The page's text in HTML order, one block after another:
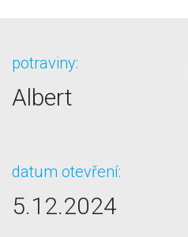
potraviny:
Albert
datum otevření:
5.12.2024